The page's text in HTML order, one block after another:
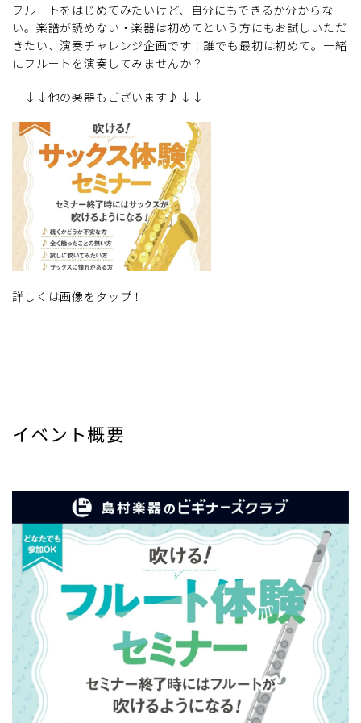
フルートをはじめてみたいけど、自分にもできるか分からな
い。楽譜が読めない・楽器は初めてという方にもお試しいただ
きたい、演奏チャレンジ企画です！誰でも最初は初めて。一緒
にフルートを演奏してみませんか？
↓↓他の楽器もございます♪↓↓
詳しくは画像をタップ！
イベント概要